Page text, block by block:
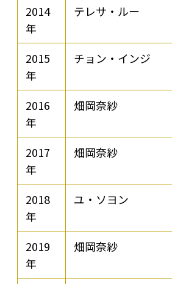
2014
年
テレサ・ルー
2015
年
チョン・インジ
2016
年
畑岡奈紗
2017
年
畑岡奈紗
2018
年
ユ・ソヨン
2019
年
畑岡奈紗